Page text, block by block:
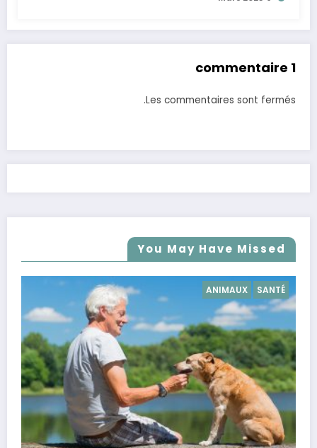
1 commentaire
Les commentaires sont fermés.
You May Have Missed
SANTÉ